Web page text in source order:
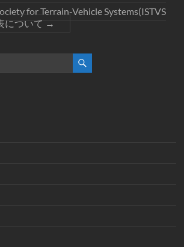
for Terrain-Vehicle Systems(ISTVS
について→